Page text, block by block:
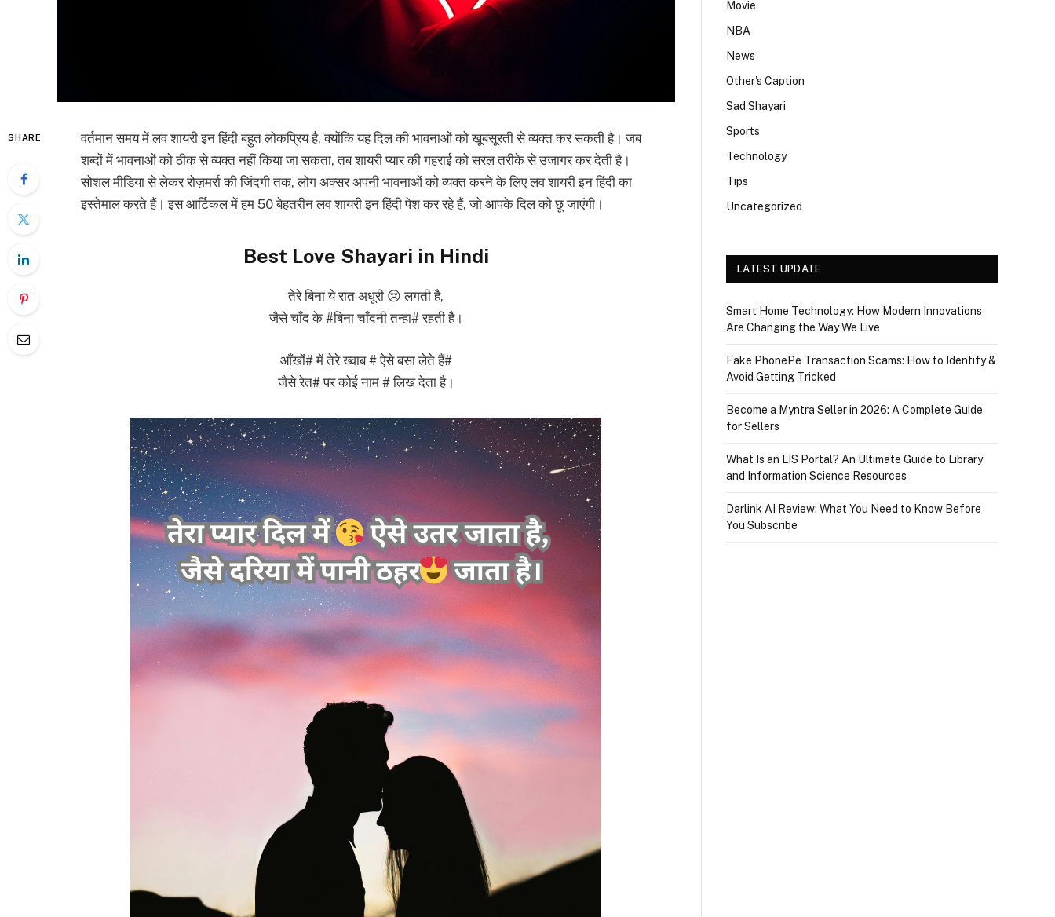
SHARE
वर्तमान समय में लव शायरी इन हिंदी बहुत लोकप्रिय है, क्योंकि यह दिल की भावनाओं को खूबसूरती से व्यक्त कर सकती है। जब
शब्दों में भावनाओं को ठीक से व्यक्त नहीं किया जा सकता, तब शायरी प्यार की गहराई को सरल तरीके से उजागर कर देती है।
सोशल मीडिया से लेकर रोज़मर्रा की जिंदगी तक, लोग अक्सर अपनी भावनाओं को व्यक्त करने के लिए लव शायरी इन हिंदी का
इस्तेमाल करते हैं। इस आर्टिकल में हम 50 बेहतरीन लव शायरी इन हिंदी पेश कर रहे हैं, जो आपके दिल को छू जाएंगी।
Best Love Shayari in Hindi
तेरे बिना ये रात अधूरी 😢 लगती है,
जैसे चाँद के #बिना चाँदनी तन्हा# रहती है।
आँखों# में तेरे ख्वाब # ऐसे बसा लेते हैं#
जैसे रेत# पर कोई नाम # लिख देता है।
Movie
NBA
News
Other's Caption
Sad Shayari
Sports
Technology
Tips
Uncategorized
LATEST UPDATE
Smart Home Technology: How Modern Innovations
Are Changing the Way We Live
Fake PhonePe Transaction Scams: How to Identify &
Avoid Getting Tricked
Become a Myntra Seller in 2026: A Complete Guide
for Sellers
What Is an LIS Portal? An Ultimate Guide to Library
and Information Science Resources
Darlink AI Review: What You Need to Know Before
You Subscribe